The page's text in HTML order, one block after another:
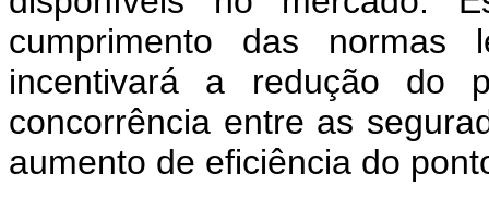
cumprimento das normas
incentivará a redução do
concorrência entre as
aumento de eficiência do